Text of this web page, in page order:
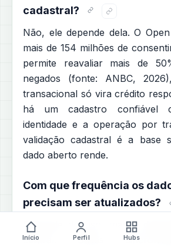
cadastral?
Não, ele depende dela. O
mais de 154 milhões de
permite reavaliar mais de
negados (fonte: ANBC,
transacional só vira crédito
há um cadastro confiável
identidade e a operação por
validação cadastral é a base
dado aberto rende.
Com que frequência os
precisam ser atualizados?
Depende do uso, mas a
central. Bases
Início Perfil Hubs